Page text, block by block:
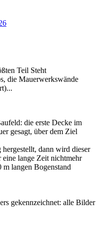
Teil Steht
die Mauerwerkswände
die erste Decke im
gesagt, über dem Ziel
dann wird dieser
lange Zeit nichtmehr
m langen Bogenstand
gekennzeichnet: alle Bilder